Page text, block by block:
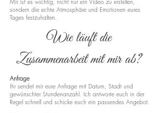
Mir ist es wichtig, nicht nur ein Video zu erstellen,
sondern die echte Atmosphäre und Emotionen eures
Tages festzuhalten.
Wie läuft die
Zusammenarbeit mit mir ab?
Anfrage
Ihr sendet mir eure Anfrage mit Datum, Stadt und
gewünschter Stundenanzahl. Ich antworte euch in der
Regel schnell und schicke euch ein passendes Angebot.